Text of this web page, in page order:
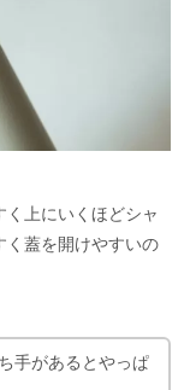
上にいくほどシャ
く蓋を開けやすいの
手があるとやっぱ